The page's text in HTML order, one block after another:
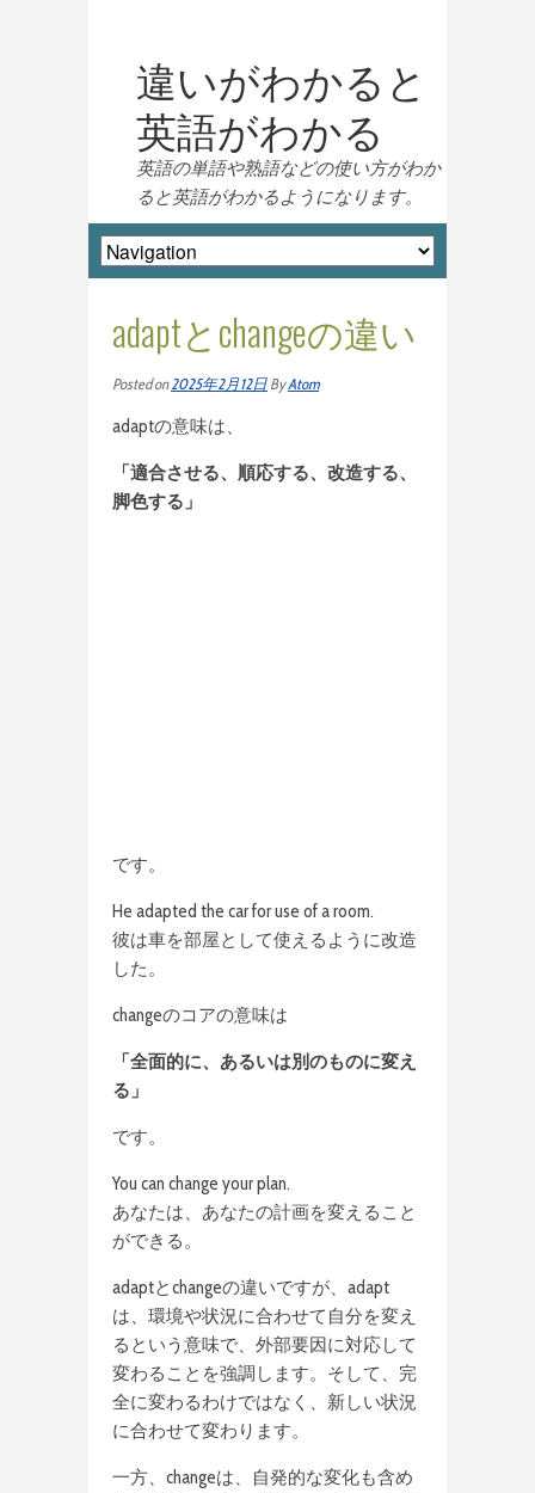
違いがわかると
英語がわかる
英語の単語や熟語などの使い方がわか
ると英語がわかるようになります。
adaptとchangeの違い
Posted on2025年2月12日 ByAtom
adaptの意味は、
「適合させる、順応する、改造する、
脚色する」
です。
He adapted the car for use of a room.
彼は車を部屋として使えるように改造
した。
changeのコアの意味は
「全面的に、あるいは別のものに変え
る」
です。
You can change your plan.
あなたは、あなたの計画を変えること
ができる。
adaptとchangeの違いですが、adapt
は、環境や状況に合わせて自分を変え
るという意味で、外部要因に対応して
変わることを強調します。そして、完
全に変わるわけではなく、新しい状況
に合わせて変わります。
一方、changeは、自発的な変化も含め